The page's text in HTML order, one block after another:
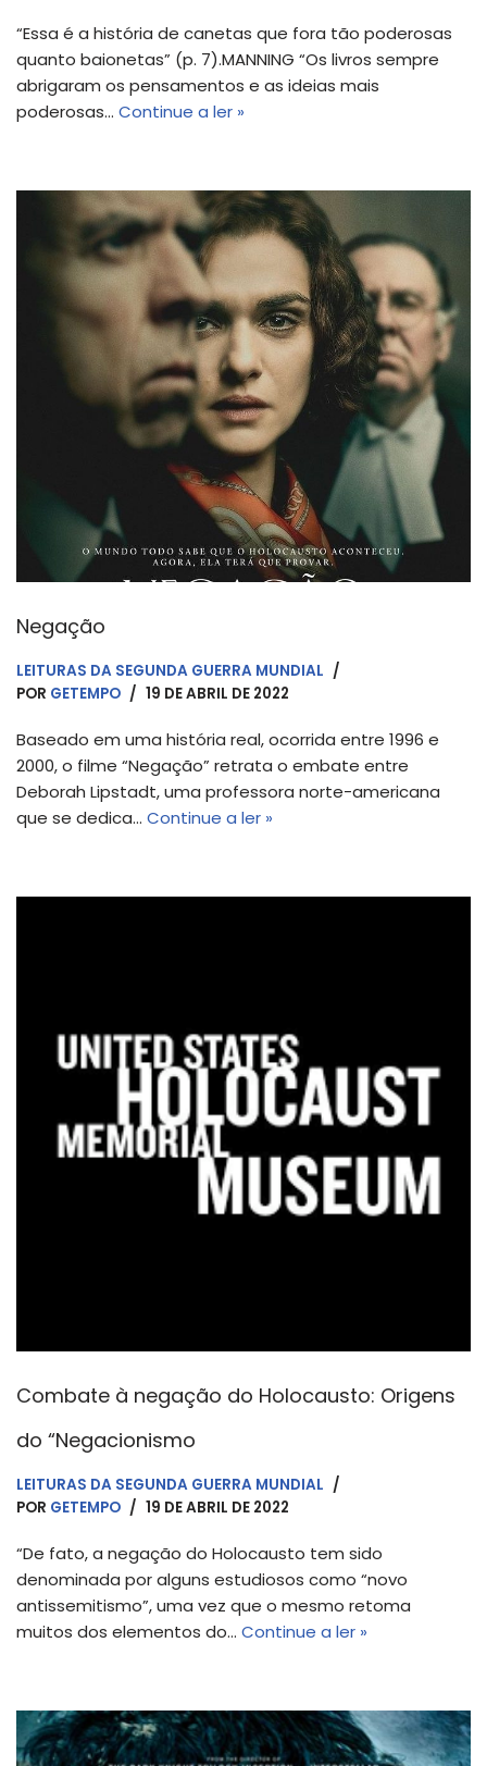
“Essa é a história de canetas que fora tão poderosas
quanto baionetas” (p. 7).MANNING “Os livros sempre
abrigaram os pensamentos e as ideias mais
poderosas… Continue a ler »
Negação
LEITURAS DA SEGUNDA GUERRA MUNDIAL
POR GETEMPO 19 DE ABRIL DE 2022
Baseado em uma história real, ocorrida entre 1996 e
2000, o filme “Negação” retrata o embate entre
Deborah Lipstadt, uma professora norte-americana
que se dedica… Continue a ler »
Combate à negação do Holocausto: Origens
do “Negacionismo
LEITURAS DA SEGUNDA GUERRA MUNDIAL
POR GETEMPO 19 DE ABRIL DE 2022
“De fato, a negação do Holocausto tem sido
denominada por alguns estudiosos como “novo
antissemitismo”, uma vez que o mesmo retoma
muitos dos elementos do… Continue a ler »